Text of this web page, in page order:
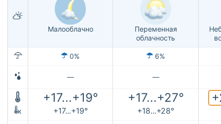
Малооблачно
Переменная
облачность
0% 6%
— —
+17...+19° +17...+27°
к +17...+19° +18...+28°